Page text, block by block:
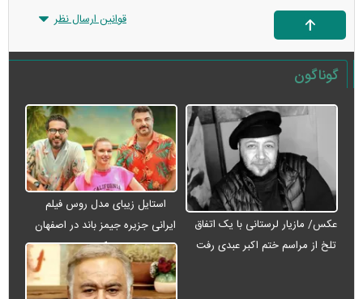
قوانین ارسال نظر
گوناگون
عکس/ مازیار لرستانی با یک اتفاق
تلخ از مراسم ختم اکبر عبدی رفت
استایل زیبای مدل روس فیلم
ایرانی جزیره جیمز باند در اصفهان
+ عکس